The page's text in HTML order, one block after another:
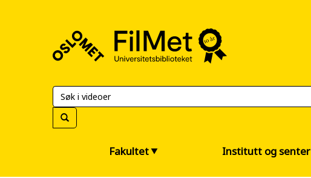
Universitetsbiblioteket
Fakultet Institutt og senter